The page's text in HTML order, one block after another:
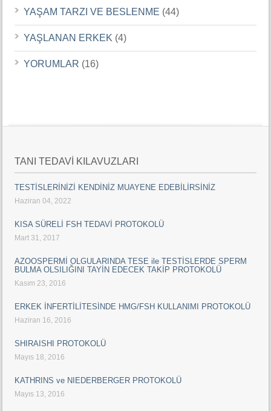
YAŞAM TARZI VE BESLENME (44)
YAŞLANAN ERKEK (4)
YORUMLAR (16)
TANI TEDAVİ KILAVUZLARI
TESTİSLERİNİZİ KENDİNİZ MUAYENE EDEBİLİRSİNİZ
Haziran 04, 2022
KISA SÜRELİ FSH TEDAVİ PROTOKOLÜ
Mart 31, 2017
AZOOSPERMİ OLGULARINDA TESE ile TESTİSLERDE SPERM
BULMA OLSILIĞINI TAYİN EDECEK TAKİP PROTOKOLÜ
Kasım 23, 2016
ERKEK İNFERTİLİTESİNDE HMG/FSH KULLANIMI PROTOKOLÜ
Haziran 16, 2016
SHIRAISHI PROTOKOLÜ
Mayıs 18, 2016
KATHRINS ve NIEDERBERGER PROTOKOLÜ
Mayıs 13, 2016